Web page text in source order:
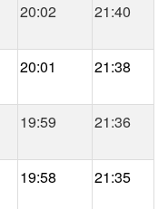
20:02 21:40
20:01 21:38
19:59 21:36
19:58 21:35